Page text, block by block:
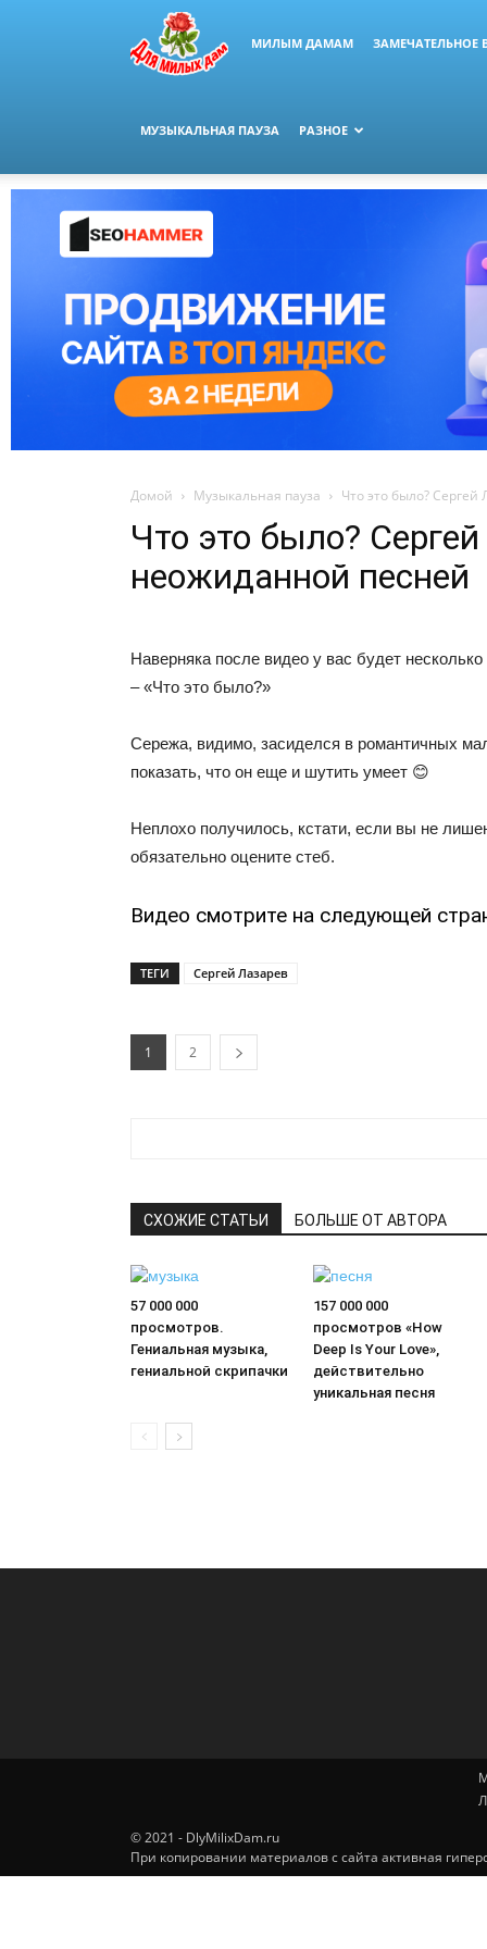
МИЛЫМ ДАМАМ ЗАМЕЧАТЕЛЬНОЕ
МУЗЫКАЛЬНАЯ ПАУЗА РАЗНОЕ
Домой Музыкальная пауза Что это было?
Что это было?
неожиданной песней
Наверняка после видео у вас будет
– «Что это было?»
Сережа, видимо, засиделся в романтичных
показать, что он еще и шутить умеет 😊
Неплохо получилось, кстати, если вы не
обязательно оцените стеб.
Видео смотрите на следующей
ТЕГИ Сергей Лазарев
1 2
СХОЖИЕ СТАТЬИ БОЛЬШЕ ОТ АВТОРА
57 000 000
просмотров.
Гениальная музыка,
гениальной скрипачки
157 000 000
просмотров «How
Deep Is Your Love»,
действительно
уникальная песня
© 2021 - DlyMilixDam.ru
При копировании материалов с сайта активная